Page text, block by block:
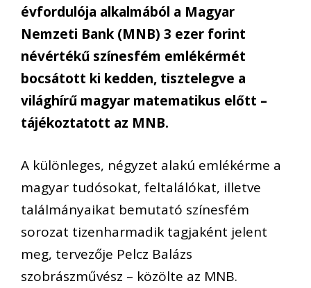
évfordulója alkalmából a Magyar
Nemzeti Bank (MNB) 3 ezer forint
névértékű színesfém emlékérmét
bocsátott ki kedden, tisztelegve a
világhírű magyar matematikus előtt –
tájékoztatott az MNB.
A különleges, négyzet alakú emlékérme a
magyar tudósokat, feltalálókat, illetve
találmányaikat bemutató színesfém
sorozat tizenharmadik tagjaként jelent
meg, tervezője Pelcz Balázs
szobrászművész – közölte az MNB.